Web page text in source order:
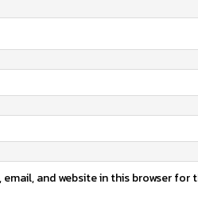
email, and website in this browser